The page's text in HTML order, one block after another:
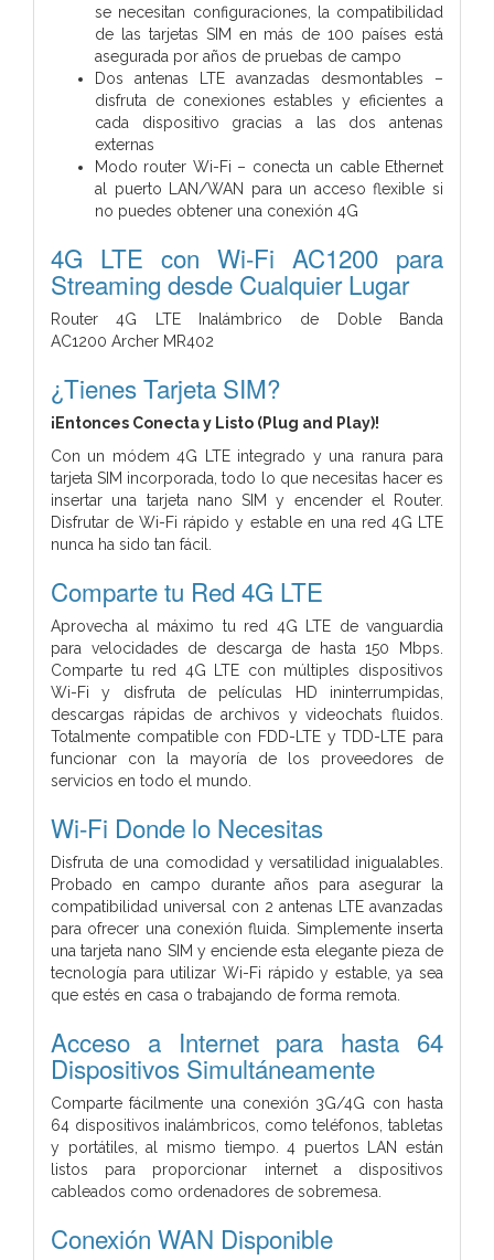
se necesitan configuraciones, la compatibilidad
de las tarjetas SIM en más de 100 países está
asegurada por años de pruebas de campo
Dos antenas LTE avanzadas desmontables –
disfruta de conexiones estables y eficientes a
cada dispositivo gracias a las dos antenas
externas
Modo router Wi-Fi – conecta un cable Ethernet
al puerto LAN/WAN para un acceso flexible si
no puedes obtener una conexión 4G
4G LTE con Wi-Fi AC1200 para
Streaming desde Cualquier Lugar
Router 4G LTE Inalámbrico de Doble Banda
AC1200 Archer MR402
¿Tienes Tarjeta SIM?
¡Entonces Conecta y Listo (Plug and Play)!
Con un módem 4G LTE integrado y una ranura para
tarjeta SIM incorporada, todo lo que necesitas hacer es
insertar una tarjeta nano SIM y encender el Router.
Disfrutar de Wi-Fi rápido y estable en una red 4G LTE
nunca ha sido tan fácil.
Comparte tu Red 4G LTE
Aprovecha al máximo tu red 4G LTE de vanguardia
para velocidades de descarga de hasta 150 Mbps.
Comparte tu red 4G LTE con múltiples dispositivos
Wi-Fi y disfruta de películas HD ininterrumpidas,
descargas rápidas de archivos y videochats fluidos.
Totalmente compatible con FDD-LTE y TDD-LTE para
funcionar con la mayoría de los proveedores de
servicios en todo el mundo.
Wi-Fi Donde lo Necesitas
Disfruta de una comodidad y versatilidad inigualables.
Probado en campo durante años para asegurar la
compatibilidad universal con 2 antenas LTE avanzadas
para ofrecer una conexión fluida. Simplemente inserta
una tarjeta nano SIM y enciende esta elegante pieza de
tecnología para utilizar Wi-Fi rápido y estable, ya sea
que estés en casa o trabajando de forma remota.
Acceso a Internet para hasta 64
Dispositivos Simultáneamente
Comparte fácilmente una conexión 3G/4G con hasta
64 dispositivos inalámbricos, como teléfonos, tabletas
y portátiles, al mismo tiempo. 4 puertos LAN están
listos para proporcionar internet a dispositivos
cableados como ordenadores de sobremesa.
Conexión WAN Disponible